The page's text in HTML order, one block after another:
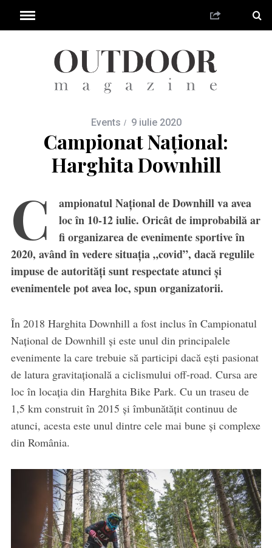
Events 9 iulie 2020
Campionat Național:
Harghita Downhill
C
ampionatul Național de Downhill va avea
loc în 10-12 iulie. Oricât de improbabilă ar
fi organizarea de evenimente sportive în
2020, având în vedere situația „covid”, dacă regulile
impuse de autorități sunt respectate atunci și
evenimentele pot avea loc, spun organizatorii.
În 2018 Harghita Downhill a fost inclus în Campionatul
Național de Downhill și este unul din principalele
evenimente la care trebuie să participi dacă ești pasionat
de latura gravitațională a ciclismului off-road. Cursa are
loc în locația din Harghita Bike Park. Cu un traseu de
1,5 km construit în 2015 și îmbunătățit continuu de
atunci, acesta este unul dintre cele mai bune și complexe
din România.